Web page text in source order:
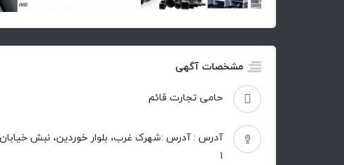
مشخصات آگهی
حامی تجارت قائم
1